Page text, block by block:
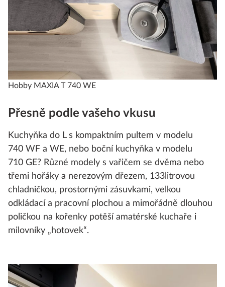
Hobby MAXIA T 740 WE
Přesně podle vašeho vkusu
Kuchyňka do L s kompaktním pultem v modelu
740 WF a WE, nebo boční kuchyňka v modelu
710 GE? Různé modely s vařičem se dvěma nebo
třemi hořáky a nerezovým dřezem, 133litrovou
chladničkou, prostornými zásuvkami, velkou
odkládací a pracovní plochou a mimořádně dlouhou
poličkou na kořenky potěší amatérské kuchaře i
milovníky „hotovek“.